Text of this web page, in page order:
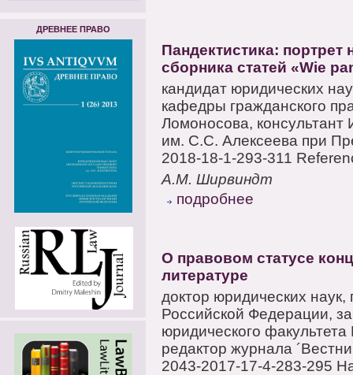
ДРЕВНЕЕ ПРАВО
Пандектистика:
сборника статей «Wie
кандидат юридических
кафедры гражданского
Ломоносова, консультант
им. С.С. Алексеева при
2018-18-1-293-311
А.М. Ширвиндт
подробнее
О правовом статусе
литературе
доктор юридических
Российской Федерации,
юридического
редактор журнала
2043-2017-17-4-283-295